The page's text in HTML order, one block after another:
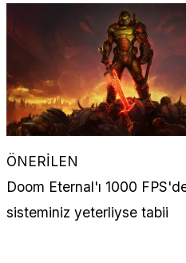
ÖNERİLEN
Doom Eternal'ı 1000
sisteminiz yeterliyse tabii